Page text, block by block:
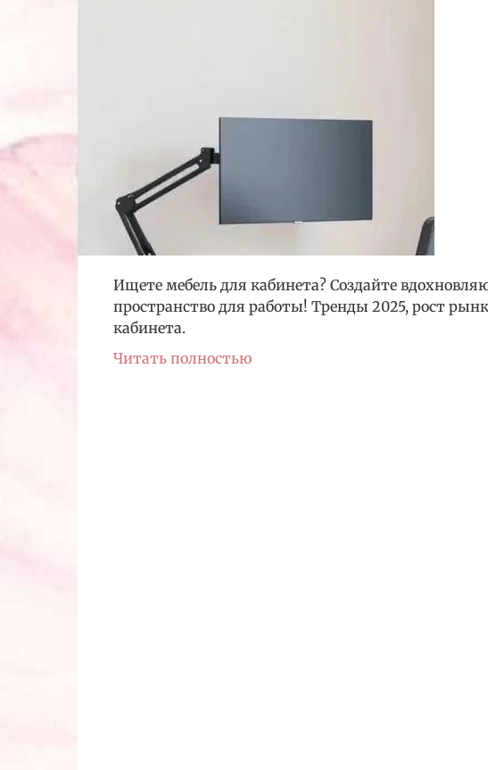
Ищете мебель для кабинета? Создайте
пространство для работы! Тренды 2025, рост
кабинета.
Читать полностью